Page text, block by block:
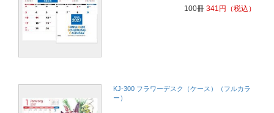
100冊 341円 （税込）
KJ-300 フラワーデスク（ケース）（フルカラ
ー）